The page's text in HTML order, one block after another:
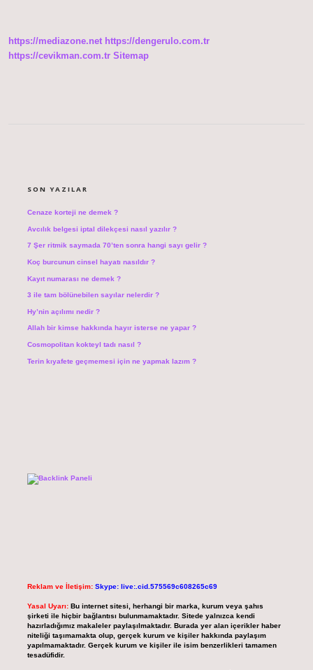
https://mediazone.net https://dengerulo.com.tr
https://cevikman.com.tr Sitemap
SON YAZILAR
Cenaze korteji ne demek ?
Avcılık belgesi iptal dilekçesi nasıl yazılır ?
7 Şer ritmik saymada 70’ten sonra hangi sayı gelir ?
Koç burcunun cinsel hayatı nasıldır ?
Kayıt numarası ne demek ?
3 ile tam bölünebilen sayılar nelerdir ?
Hy’nin açılımı nedir ?
Allah bir kimse hakkında hayır isterse ne yapar ?
Cosmopolitan kokteyl tadı nasıl ?
Terin kıyafete geçmemesi için ne yapmak lazım ?
Reklam ve İletişim: Skype: live:.cid.575569c608265c69
Yasal Uyarı: Bu internet sitesi, herhangi bir marka, kurum veya şahıs
şirketi ile hiçbir bağlantısı bulunmamaktadır. Sitede yalnızca kendi
hazırladığımız makaleler paylaşılmaktadır. Burada yer alan içerikler haber
niteliği taşımamakta olup, gerçek kurum ve kişiler hakkında paylaşım
yapılmamaktadır. Gerçek kurum ve kişiler ile isim benzerlikleri tamamen
tesadüfidir.